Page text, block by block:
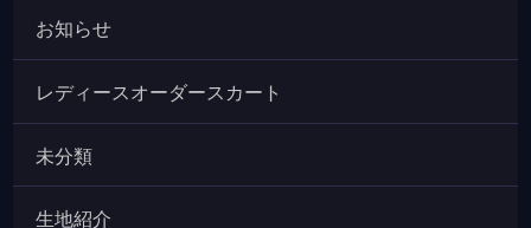
お知らせ
レディースオーダースカート
未分類
生地紹介